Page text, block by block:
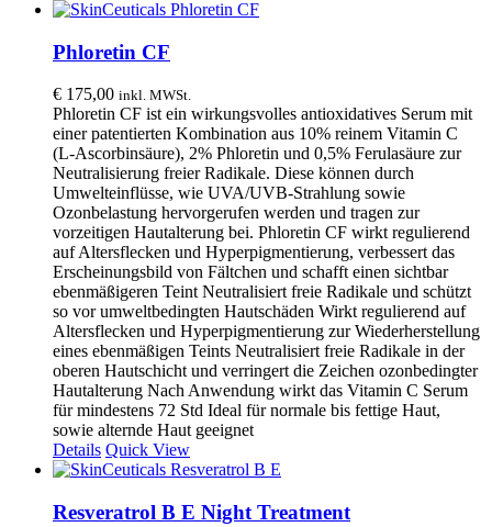
Phloretin CF
€ 175,00 inkl. MWSt.
Phloretin CF ist ein wirkungsvolles antioxidatives Serum mit
einer patentierten Kombination aus 10% reinem Vitamin C
(L-Ascorbinsäure), 2% Phloretin und 0,5% Ferulasäure zur
Neutralisierung freier Radikale. Diese können durch
Umwelteinflüsse, wie UVA/UVB-Strahlung sowie
Ozonbelastung hervorgerufen werden und tragen zur
vorzeitigen Hautalterung bei. Phloretin CF wirkt regulierend
auf Altersflecken und Hyperpigmentierung, verbessert das
Erscheinungsbild von Fältchen und schafft einen sichtbar
ebenmäßigeren Teint Neutralisiert freie Radikale und schützt
so vor umweltbedingten Hautschäden Wirkt regulierend auf
Altersflecken und Hyperpigmentierung zur Wiederherstellung
eines ebenmäßigen Teints Neutralisiert freie Radikale in der
oberen Hautschicht und verringert die Zeichen ozonbedingter
Hautalterung Nach Anwendung wirkt das Vitamin C Serum
für mindestens 72 Std Ideal für normale bis fettige Haut,
sowie alternde Haut geeignet
Details Quick View
Resveratrol B E Night Treatment